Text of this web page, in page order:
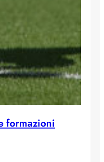
formazioni